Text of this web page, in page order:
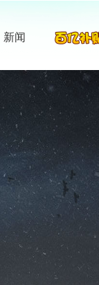
新闻